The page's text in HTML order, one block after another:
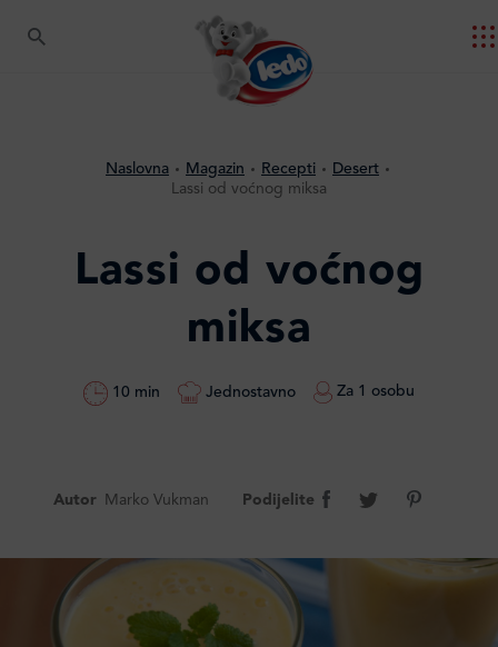
Naslovna Magazin Recepti
Desert
Lassi od voćnog miksa
Lassi od voćnog
miksa
10 min Jednostavno Za 1 osobu
Autor Marko Vukman Podijelite